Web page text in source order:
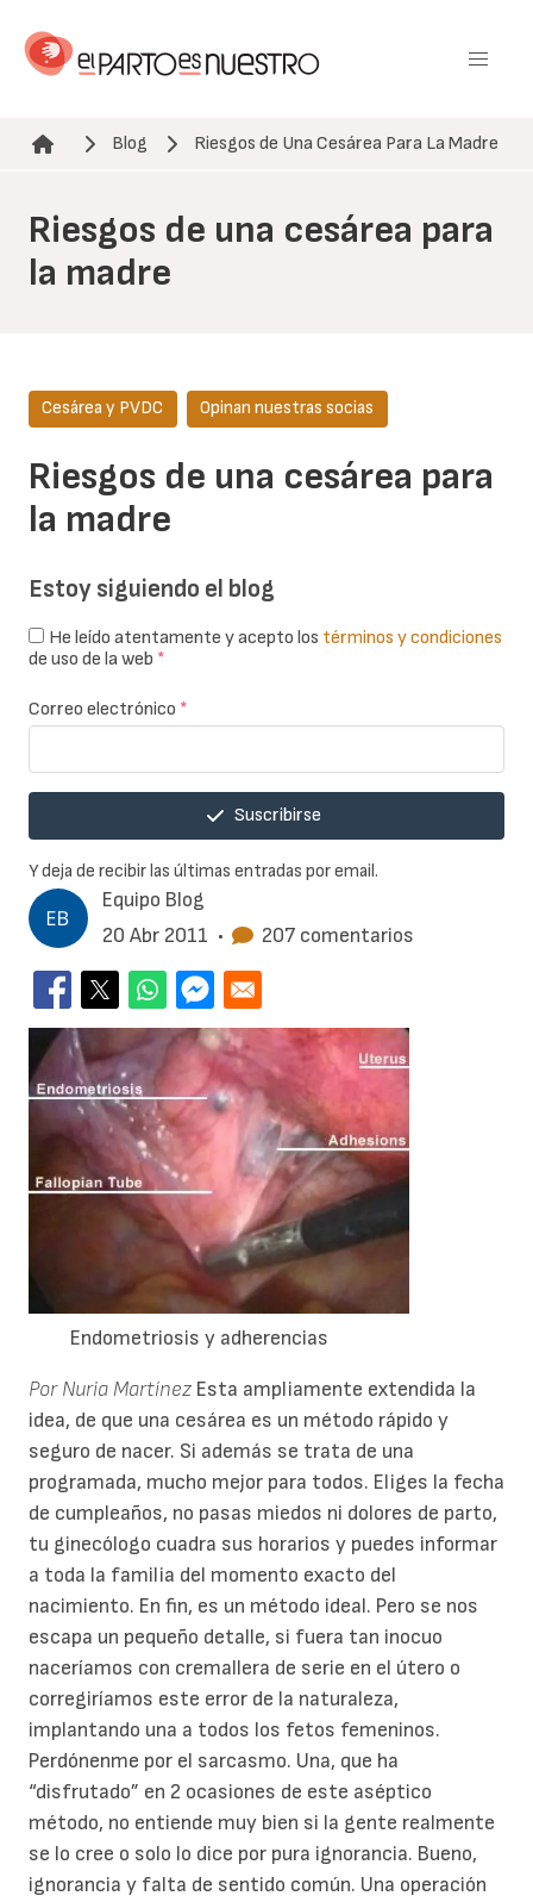
contenido
Ruta de navegación
Blog Riesgos de Una Cesárea Para La Madre
Riesgos de una cesárea para
la madre
Equipo Blog
20 Abr 2011 • 207 comentarios
Riesgos de una cesárea para
la madre
Cesárea y PVDC Opinan nuestras socias
Endometriosis y adherencias
Por Nuria Martínez Esta ampliamente extendida la
idea, de que una cesárea es un método rápido y
seguro de nacer. Si además se trata de una
programada, mucho mejor para todos. Eliges la fecha
de cumpleaños, no pasas miedos ni dolores de parto,
tu ginecólogo cuadra sus horarios y puedes informar
a toda la familia del momento exacto del
nacimiento. En fin, es un método ideal. Pero se nos
escapa un pequeño detalle, si fuera tan inocuo
naceríamos con cremallera de serie en el útero o
corregiríamos este error de la naturaleza,
implantando una a todos los fetos femeninos.
Perdónenme por el sarcasmo. Una, que ha
“disfrutado” en 2 ocasiones de este aséptico
método, no entiende muy bien si la gente realmente
se lo cree o solo lo dice por pura ignorancia. Bueno,
ignorancia y falta de sentido común. Una operación
Estoy siguiendo el blog
He leído atentamente y acepto los términos y condiciones
de uso de la web *
Correo electrónico *
Suscribirse
Y deja de recibir las últimas entradas por email.